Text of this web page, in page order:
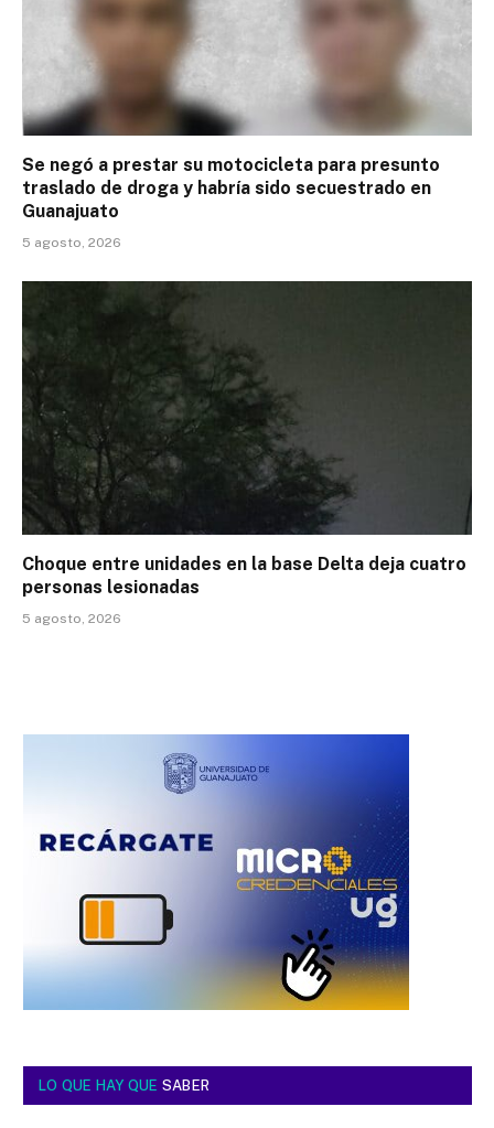
Se negó a prestar su motocicleta para presunto
traslado de droga y habría sido secuestrado en
Guanajuato
5 agosto, 2026
Choque entre unidades en la base Delta deja cuatro
personas lesionadas
5 agosto, 2026
LO QUE HAY QUE SABER